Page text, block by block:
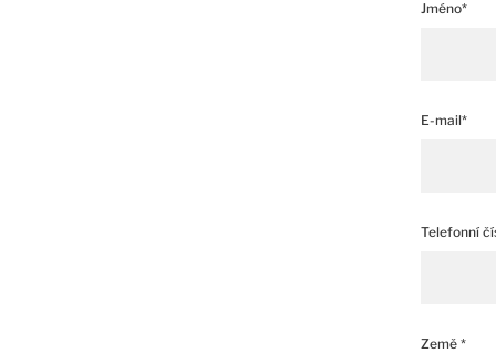
Jméno*
E-mail*
Telefonní
Země *